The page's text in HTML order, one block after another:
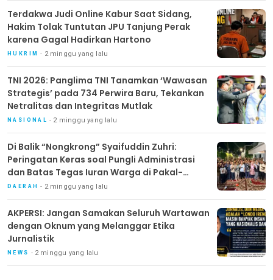
Terdakwa Judi Online Kabur Saat Sidang,
Hakim Tolak Tuntutan JPU Tanjung Perak
karena Gagal Hadirkan Hartono
HUKRIM 2 minggu yang lalu
TNI 2026: Panglima TNI Tanamkan ‘Wawasan
Strategis’ pada 734 Perwira Baru, Tekankan
Netralitas dan Integritas Mutlak
NASIONAL 2 minggu yang lalu
Di Balik “Nongkrong” Syaifuddin Zuhri:
Peringatan Keras soal Pungli Administrasi
dan Batas Tegas Iuran Warga di Pakal-
Benowo
DAERAH 2 minggu yang lalu
AKPERSI: Jangan Samakan Seluruh Wartawan
dengan Oknum yang Melanggar Etika
Jurnalistik
NEWS 2 minggu yang lalu